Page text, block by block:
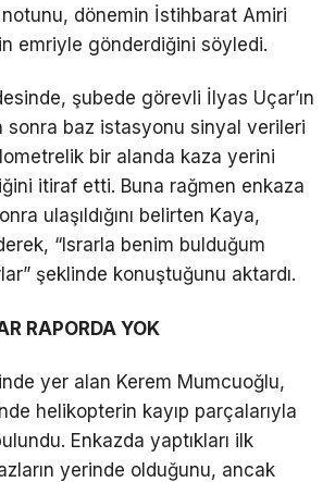
dönemin İstihbarat Amiri
emriyle gönderdiğini söyledi.
şubede görevli İlyas Uçar’ın
sonra baz istasyonu sinyal verileri
bir alanda kaza yerini
itiraf etti. Buna rağmen enkaza
ulaşıldığını belirten Kaya,
“Israrla benim bulduğum
şeklinde konuştuğunu aktardı.
RAPORDA YOK
yer alan Kerem Mumcuoğlu,
helikopterin kayıp parçalarıyla
Enkazda yaptıkları ilk
yerinde olduğunu, ancak